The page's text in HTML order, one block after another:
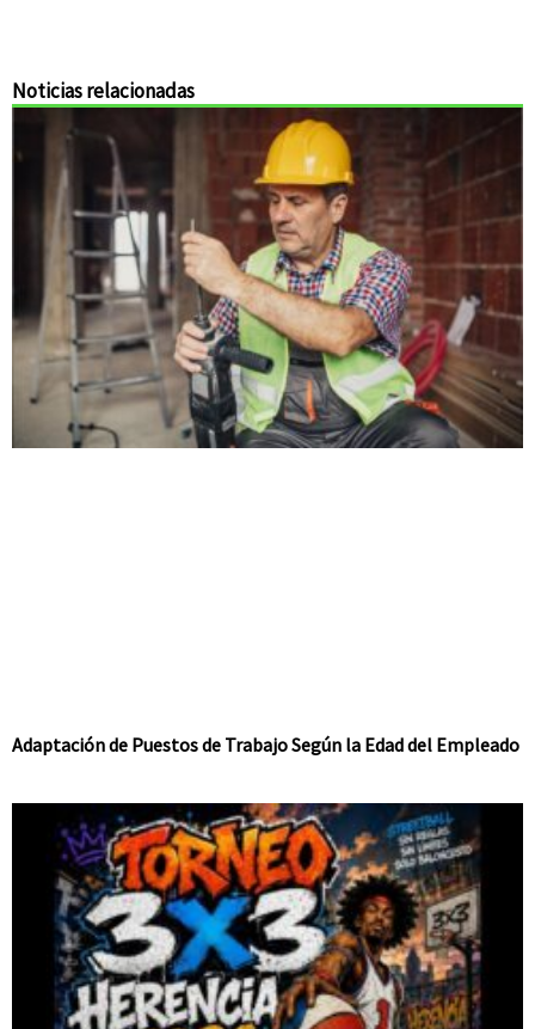
Noticias relacionadas
Adaptación de Puestos de Trabajo Según la Edad del Empleado